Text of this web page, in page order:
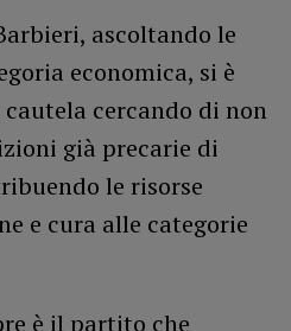
ascoltando le
economica, si è
cercando di non
già precarie di
le risorse
e cura alle categorie
è il partito che